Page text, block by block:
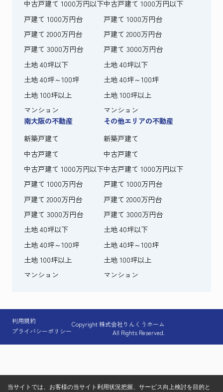
中古戸建て 1000万円以下
戸建て 1000万円台
戸建て 2000万円台
戸建て 3000万円台
土地 40坪以下
土地 40坪～100坪
土地 100坪以上
マンション
中古戸建て 1000万円以下
戸建て 1000万円台
戸建て 2000万円台
戸建て 3000万円台
土地 40坪以下
土地 40坪～100坪
土地 100坪以上
マンション
南大阪の不動産
新築戸建て
中古戸建て
中古戸建て 1000万円以下
戸建て 1000万円台
戸建て 2000万円台
戸建て 3000万円台
土地 40坪以下
土地 40坪～100坪
土地 100坪以上
マンション
その他エリアの不動産
新築戸建て
中古戸建て
中古戸建て 1000万円以下
戸建て 1000万円台
戸建て 2000万円台
戸建て 3000万円台
土地 40坪以下
土地 40坪～100坪
土地 100坪以上
マンション
利用規約
プライバシーポリシー
Copyright 株式会社りんくうホーム
All Rights Reserved.
当サイトでは、お客様の当サイト利用状況把握、サービス向上検討を目的と